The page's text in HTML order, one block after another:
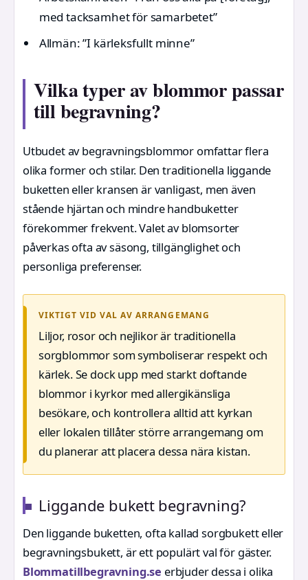
med tacksamhet för samarbetet”
Allmän: ”I kärleksfullt minne”
Vilka typer av blommor passar
till begravning?
Utbudet av begravningsblommor omfattar flera
olika former och stilar. Den traditionella liggande
buketten eller kransen är vanligast, men även
stående hjärtan och mindre handbuketter
förekommer frekvent. Valet av blomsorter
påverkas ofta av säsong, tillgänglighet och
personliga preferenser.
VIKTIGT VID VAL AV ARRANGEMANG
Liljor, rosor och nejlikor är traditionella
sorgblommor som symboliserar respekt och
kärlek. Se dock upp med starkt doftande
blommor i kyrkor med allergikänsliga
besökare, och kontrollera alltid att kyrkan
eller lokalen tillåter större arrangemang om
du planerar att placera dessa nära kistan.
Liggande bukett begravning?
Den liggande buketten, ofta kallad sorgbukett eller
begravningsbukett, är ett populärt val för gäster.
Blommatillbegravning.se erbjuder dessa i olika